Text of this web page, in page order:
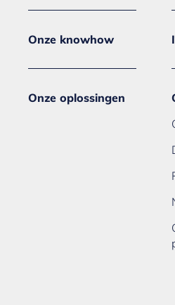
Onze knowhow
Onze oplossingen